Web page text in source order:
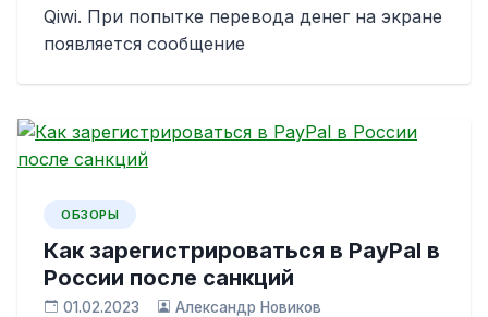
Qiwi. При попытке перевода денег на экране
появляется сообщение
ОБЗОРЫ
Как зарегистрироваться в PayPal в
России после санкций
01.02.2023 Александр Новиков